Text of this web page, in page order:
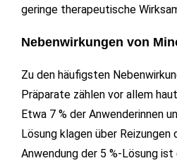
geringe therapeutische
Nebenwirkungen von
Zu den häufigsten
Präparate zählen vor allem
Etwa 7 % der Anwenderinnen
Lösung klagen über
Anwendung der 5 %-Lösung ist